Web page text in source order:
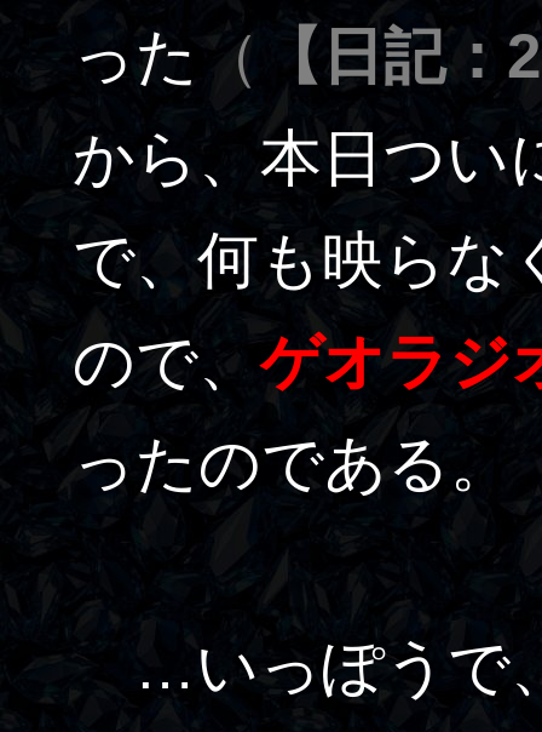
った （
【日記
から、本日つい
で、何も映らな
ので、ゲオラジ
ったのである。
…いっぽうで